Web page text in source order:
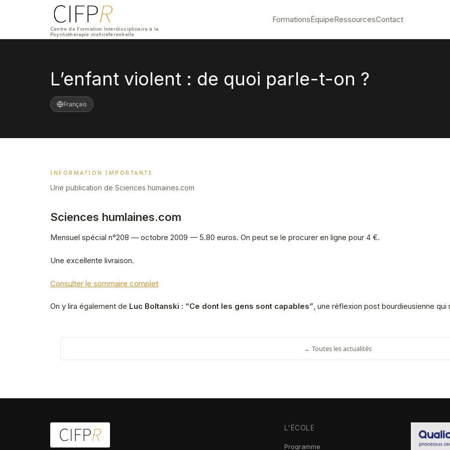
Centre de Formation Interdisciplinaire à la
Psychothérapie multiréférentielle
FormationsÉquipeRessourcesContact
L’enfant violent : de quoi parle-t-on ?
Français
INFORMATION IMPORTANTE
Une publication de Sciences humaines.com
Sciences humlaines.com
Mensuel spécial n°208 — octobre 2009 — 5.80 euros. On peut se le procurer en ligne pour 4 €.
Une excellente livraison.
Consulter le sommaire complet
On y lira également de Luc Boltanski : “Ce dont les gens sont capables”, une réflexion post bourdieusienne qui
← Toutes les actualités
L'ÉCOLE
Programme